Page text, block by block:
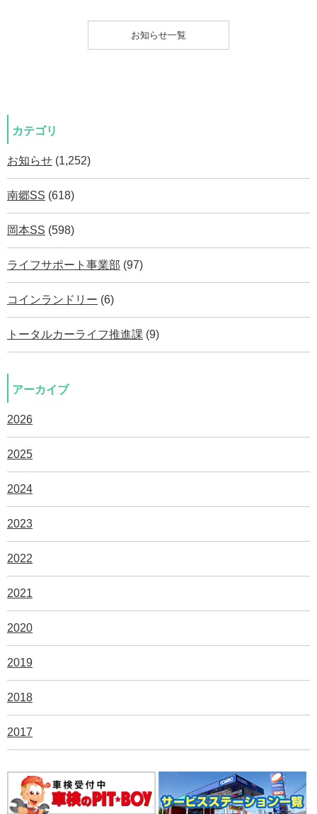
お知らせ一覧
カテゴリ
お知らせ (1,252)
南郷SS (618)
岡本SS (598)
ライフサポート事業部 (97)
コインランドリー (6)
トータルカーライフ推進課 (9)
アーカイブ
2026
2025
2024
2023
2022
2021
2020
2019
2018
2017